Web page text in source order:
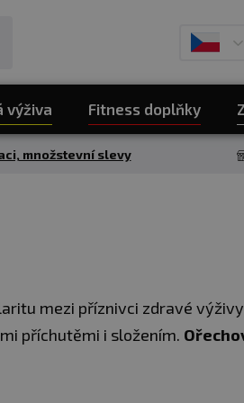
výživa Fitness doplňky
množstevní slevy
mezi příznivci zdravé
příchutěmi i složením.